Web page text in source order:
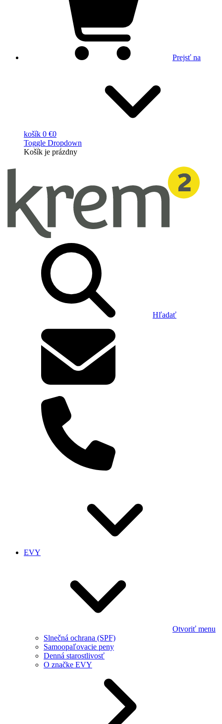
Prejsť na
košík 0 €0
Toggle Dropdown
Košík je prázdny
Hľadať
EVY
Otvoriť menu
Slnečná ochrana (SPF)
Samoopaľovacie peny
Denná starostlivosť
O značke EVY